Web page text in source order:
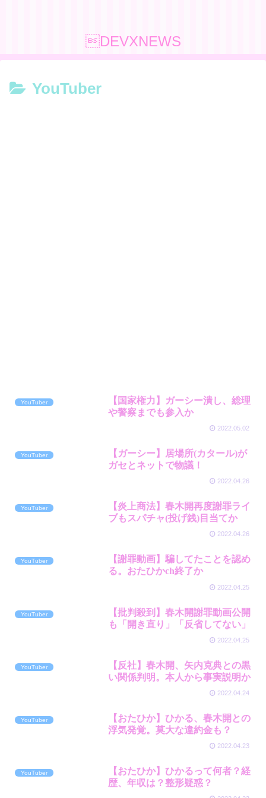
DEVXNEWS
YouTuber
YouTuber
【国家権力】ガーシー潰し、総理
や警察までも参入か
2022.05.02
YouTuber
【ガーシー】居場所(カタール)が
ガセとネットで物議！
2022.04.26
YouTuber
【炎上商法】春木開再度謝罪ライ
ブもスパチャ(投げ銭)目当てか
2022.04.26
YouTuber
【謝罪動画】騙してたことを認め
る。おたひかch終了か
2022.04.25
YouTuber
【批判殺到】春木開謝罪動画公開
も「開き直り」「反省してない」
2022.04.25
YouTuber
【反社】春木開、矢内克典との黒
い関係判明。本人から事実説明か
2022.04.24
YouTuber
【おたひか】ひかる、春木開との
浮気発覚。莫大な違約金も？
2022.04.23
YouTuber
【おたひか】ひかるって何者？経
歴、年収は？整形疑惑？